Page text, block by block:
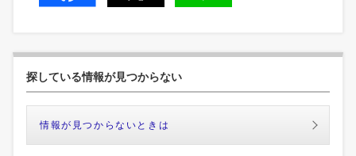
探している情報が見つからない
情報が見つからないときは